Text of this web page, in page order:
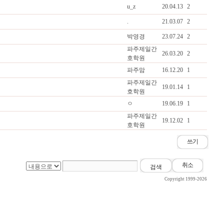
u_z 20.04.13 2
. 21.03.07 2
박영경 23.07.24 2
파주제일간
호학원
26.03.20 2
파주맘 16.12.20 1
파주제일간
호학원
19.01.14 1
ㅇ 19.06.19 1
파주제일간
호학원
19.12.02 1
쓰기
취소
Copyright 1999-2026